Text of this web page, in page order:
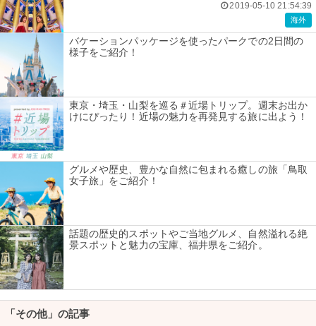
2019-05-10 21:54:39
海外
バケーションパッケージを使ったパークでの2日間の
様子をご紹介！
東京・埼玉・山梨を巡る＃近場トリップ。週末お出か
けにぴったり！近場の魅力を再発見する旅に出よう！
グルメや歴史、豊かな自然に包まれる癒しの旅「鳥取
女子旅」をご紹介！
話題の歴史的スポットやご当地グルメ、自然溢れる絶
景スポットと魅力の宝庫、福井県をご紹介。
「その他」の記事